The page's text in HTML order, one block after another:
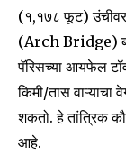
(१,१७८ फूट) उंचीवर
(Arch Bridge)
पॅरिसच्या आयफेल
किमी/तास
शकतो. हे तांत्रिक
आहे.